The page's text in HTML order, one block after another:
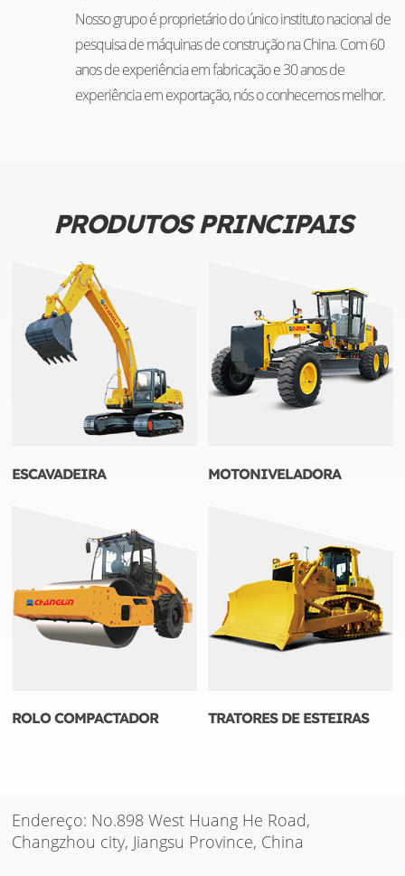
Nosso grupo é proprietário do único instituto nacional de
pesquisa de máquinas de construção na China. Com 60
anos de experiência em fabricação e 30 anos de
experiência em exportação, nós o conhecemos melhor.
PRODUTOS PRINCIPAIS
ESCAVADEIRA MOTONIVELADORA
ROLO COMPACTADOR TRATORES DE ESTEIRAS
Endereço: No.898 West Huang He Road,
Changzhou city, Jiangsu Province, China